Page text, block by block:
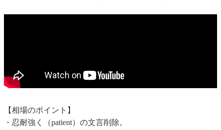
【相場のポイント】
・忍耐強く（patient）の文言削除。